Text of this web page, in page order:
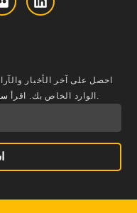
احصل على آخر الأخبار
الوارد الخاص بك. اقرأ